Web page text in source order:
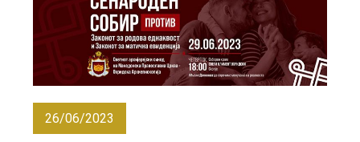
26/06/2023